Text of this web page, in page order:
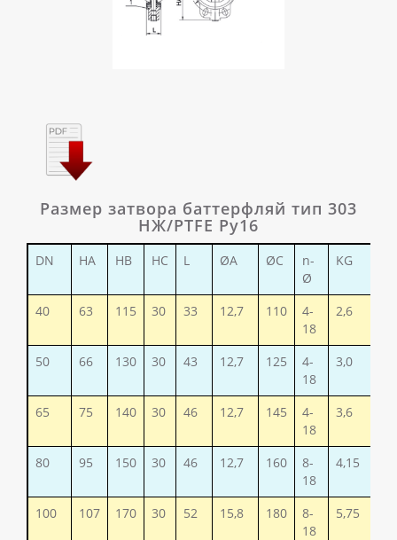
Размер затвора баттерфляй тип 303
НЖ/PTFE Ру16
DN HA HB HC L ØA ØC
n-
Ø
KG
40 63 115 30 33 12,7 110
4-
18
2,6
50 66 130 30 43 12,7 125
4-
18
3,0
65 75 140 30 46 12,7 145
4-
18
3,6
80 95 150 30 46 12,7 160
8-
18
4,15
100 107 170 30 52 15,8 180
8-
18
5,75